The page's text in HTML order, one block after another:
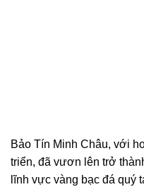
Bảo Tín Minh Châu, với
triển, đã vươn lên trở
lĩnh vực vàng bạc đá quý